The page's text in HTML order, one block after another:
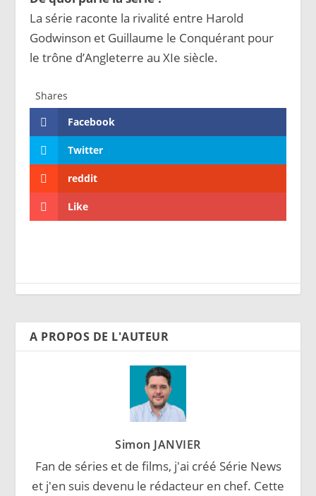
La série raconte la rivalité entre Harold
Godwinson et Guillaume le Conquérant pour
le trône d’Angleterre au XIe siècle.
Shares
Facebook
Twitter
reddit
Like
A PROPOS DE L'AUTEUR
Simon JANVIER
Fan de séries et de films, j'ai créé Série News
et j'en suis devenu le rédacteur en chef. Cette